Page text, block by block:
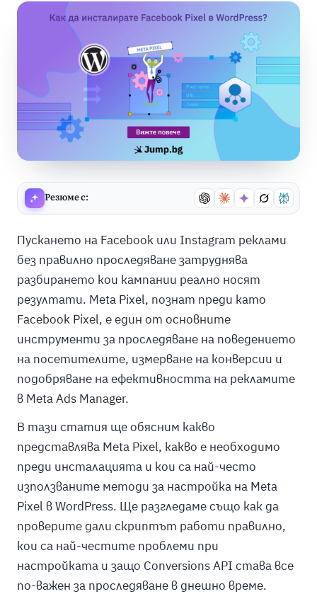
Резюме с:
Пускането на Facebook или Instagram реклами
без правилно проследяване затруднява
разбирането кои кампании реално носят
резултати. Meta Pixel, познат преди като
Facebook Pixel, е един от основните
инструменти за проследяване на поведението
на посетителите, измерване на конверсии и
подобряване на ефективността на рекламите
в Meta Ads Manager.
В тази статия ще обясним какво
представлява Meta Pixel, какво е необходимо
преди инсталацията и кои са най-често
използваните методи за настройка на Meta
Pixel в WordPress. Ще разгледаме също как да
проверите дали скриптът работи правилно,
кои са най-честите проблеми при
настройката и защо Conversions API става все
по-важен за проследяване в днешно време.